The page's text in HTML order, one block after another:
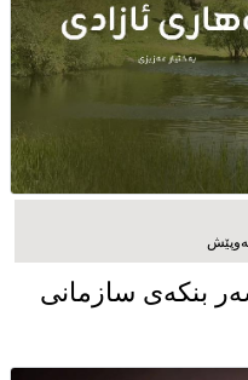
بنکەی سازمانی